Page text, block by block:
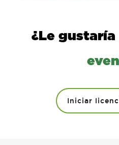
¿Le
Iniciar